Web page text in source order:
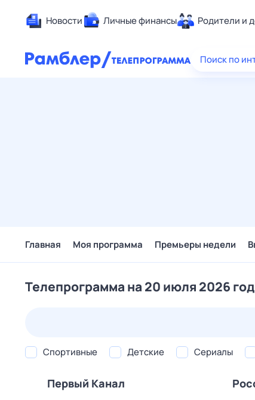
Новости Личные финансы Родители и
Поиск по
Главная Моя программа Премьеры недели
Телепрограмма на 20 июля 2026
Спортивные Детские Сериалы
Первый Канал